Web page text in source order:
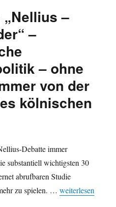
–
–
– ohne
von der
kölnischen
Debatte immer
substantiell wichtigsten 30
abrufbaren Studie
zu spielen. …„Peter Bürger:
weiterlesen